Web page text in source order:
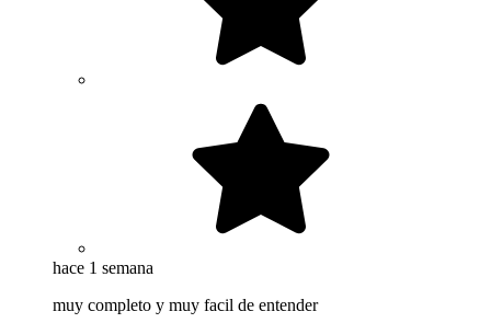
hace 1 semana
muy completo y muy facil de entender